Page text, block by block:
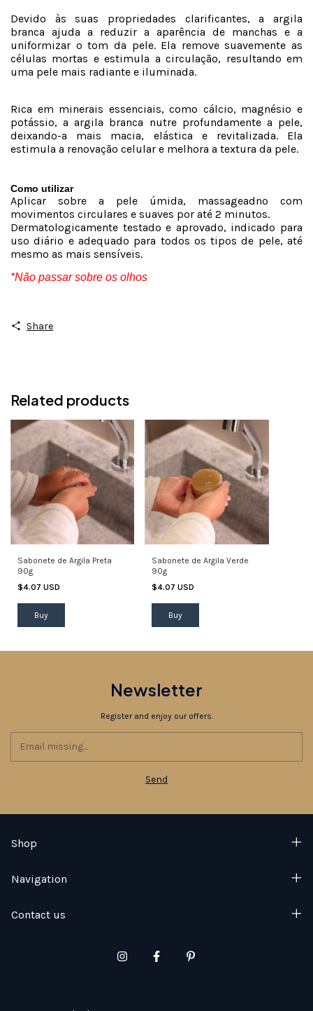
Devido às suas propriedades clarificantes, a argila
branca ajuda a reduzir a aparência de manchas e a
uniformizar o tom da pele. Ela remove suavemente as
células mortas e estimula a circulação, resultando em
uma pele mais radiante e iluminada.
Rica em minerais essenciais, como cálcio, magnésio e
potássio, a argila branca nutre profundamente a pele,
deixando-a mais macia, elástica e revitalizada. Ela
estimula a renovação celular e melhora a textura da pele.
Como utilizar
Aplicar sobre a pele úmida, massageadno com
movimentos circulares e suaves por até 2 minutos.
Dermatologicamente testado e aprovado, indicado para
uso diário e adequado para todos os tipos de pele, até
mesmo as mais sensíveis.
*Não passar sobre os olhos
Share
Related products
Sabonete de Argila Preta
90g
$4.07 USD
Sabonete de Argila Verde
90g
$4.07 USD
Newsletter
Register and enjoy our offers.
Shop
Navigation
Contact us